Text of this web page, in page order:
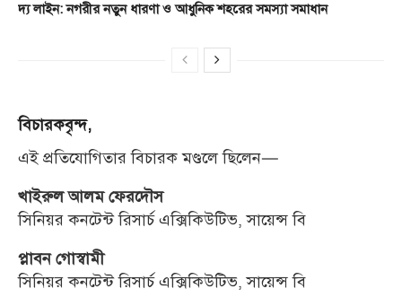
দ্য লাইন: নগরীর নতুন ধারণা ও আধুনিক শহরের সমস্যা সমাধান
বিচারকবৃন্দ,
এই প্রতিযোগিতার বিচারক মণ্ডলে ছিলেন—
খাইরুল আলম ফেরদৌস
সিনিয়র কনটেন্ট রিসার্চ এক্সিকিউটিভ, সায়েন্স বি
প্লাবন গোস্বামী
সিনিয়র কনটেন্ট রিসার্চ এক্সিকিউটিভ, সায়েন্স বি